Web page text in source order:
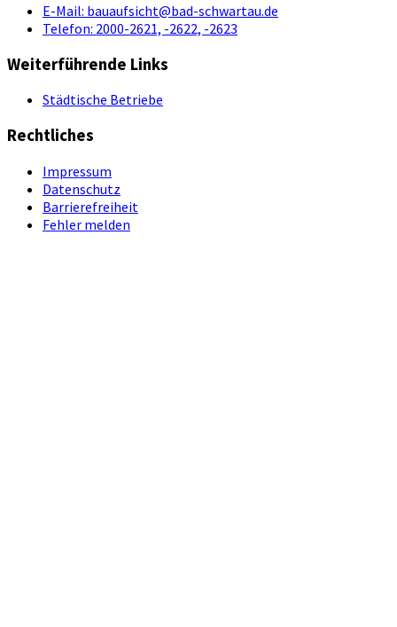
E-Mail: bauaufsicht@bad-schwartau.de
Telefon: 2000-2621, -2622, -2623
Weiterführende Links
Städtische Betriebe
Rechtliches
Impressum
Datenschutz
Barrierefreiheit
Fehler melden